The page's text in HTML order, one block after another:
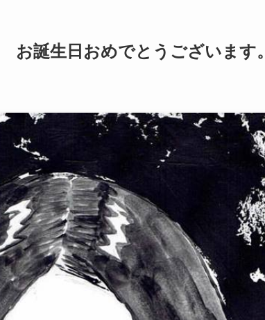
誕生日おめでとうございます。